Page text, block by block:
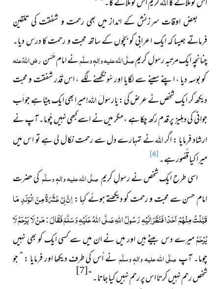
بعض اوقات سرزنش کے انداز میں بھی رحمت و شفقت کی تلقین
فرماتے جیسا کہ ایک اعرابی کو بچّوں کے ساتھ محبت و رحمت کا درس دیا۔
چنانچہایک مرتبہ رسولِ کریمصلَّی اللہ علیہ واٰلہٖ وسلَّمنے امام حَسَنرضی اللہُ عنہ
کو بوسہ دیا ، اپنے سینے سے لگایا اور سُونگھنے لگے ، اس قَدَر شفقت و محبت
دیکھ کر ایک شخص نے عرض کی : یَارسولَاللہ! میرا بھی ایک بیٹا ہے جو اَب
جوانی کی دہلیز پر قدم رکھ چکا ہے ، مگر میں نے اسے کبھی نہیں چُوما۔ آپ نے
ارشاد فرمایا : اگراللہنے تمہارے دل سے رحمت نکال لی ہے تو اس میں
میرا کیا قُصُور ہے۔ [6]
اسی طرح ایک شخص نے رسولِ کریمصلَّی اللہ علیہ واٰلہٖ وسلَّمکی حضرت
امام حسن سے محبت و رحمت کو دیکھتے ہوئے کہا :اِنَّ لِيْ عَشَرَةً مِنَ الْوَلَدِ مَا
قَبَّلْتُ مِنْهُمْ اَحَدًا فَنَظَرَ اِلَیْہِ رَسُولُ اللهِ صَلَّى اللهُ عَلَيْهِ وَسَلَّمَ فَقَالَ: مَنْ لَا يَرْحَمُ لَا
يُرْحَمُمیرے دس بیٹے ہیں اور میں نے ان میں سے کسی ایک کو بھی نہیں
چوما۔ آپصلَّی اللہ علیہ واٰلہٖ وسلَّمنے اُس کی طرف دیکھا اور فرمایا : “ جو
شخص رحم نہیں کرتا اس پر رحم نہیں کیا جاتا۔ “[7]